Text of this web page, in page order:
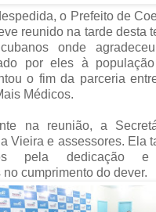
o Prefeito de
reunido na tarde desta
onde
por eles à
o fim da parceria
Médicos.
na reunião, a
Vieira e assessores. Ela
pela dedicação e
cumprimento do dever.